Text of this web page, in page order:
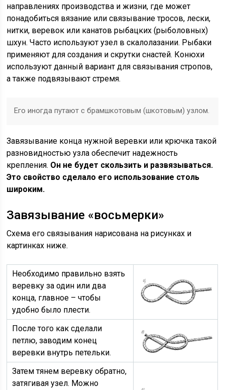
направлениях производства и жизни, где может
понадобиться вязание или связывание тросов, лески,
нитки, веревок или канатов рыбацких (рыболовных)
шхун. Часто используют узел в скалолазании. Рыбаки
применяют для создания и скрутки снастей. Конюхи
используют данный вариант для связывания стропов,
а также подвязывают стремя.
Его иногда путают с брамшкотовым (шкотовым) узлом.
Завязывание конца нужной веревки или крючка такой
разновидностью узла обеспечит надежность
крепления. Он не будет скользить и развязываться.
Это свойство сделало его использование столь
широким.
Завязывание «восьмерки»
Схема его связывания нарисована на рисунках и
картинках ниже.
Необходимо правильно взять
веревку за один или два
конца, главное – чтобы
удобно было плести.
После того как сделали
петлю, заводим конец
веревки внутрь петельки.
Затем тянем веревку обратно,
затягивая узел. Можно